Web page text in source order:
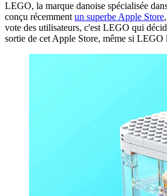
LEGO, la marque danoise spécialisée
conçu récemment un superbe Apple Store
vote des utilisateurs, c'est LEGO qui
sortie de cet Apple Store, même si